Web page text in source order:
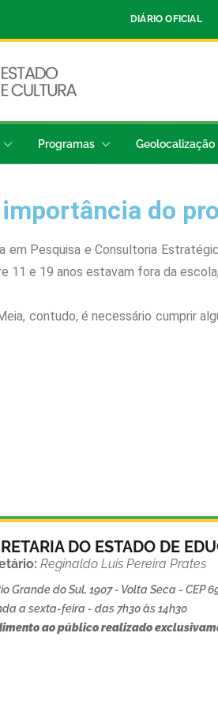
DIÁRIO OFICIAL
Programas Geolocalização
do
Pesquisa e Consultoria
11 e 19 anos estavam fora da
contudo, é necessário cumprir
DO ESTADO DE
Reginaldo Luis Pereira Prates
Grande do Sul, 1907 - Volta Seca - CEP
a sexta-feira - das 7h30 às 14h30
ao público realizado